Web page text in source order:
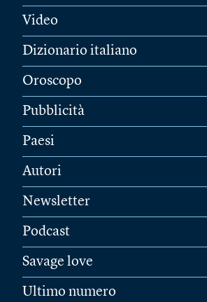
Video
Dizionario italiano
Oroscopo
Pubblicità
Paesi
Autori
Newsletter
Podcast
Savage love
Ultimo numero